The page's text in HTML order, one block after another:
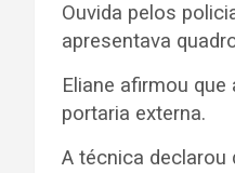
Ouvida pelos
apresentava
Eliane afirmou
portaria externa.
A técnica declarou